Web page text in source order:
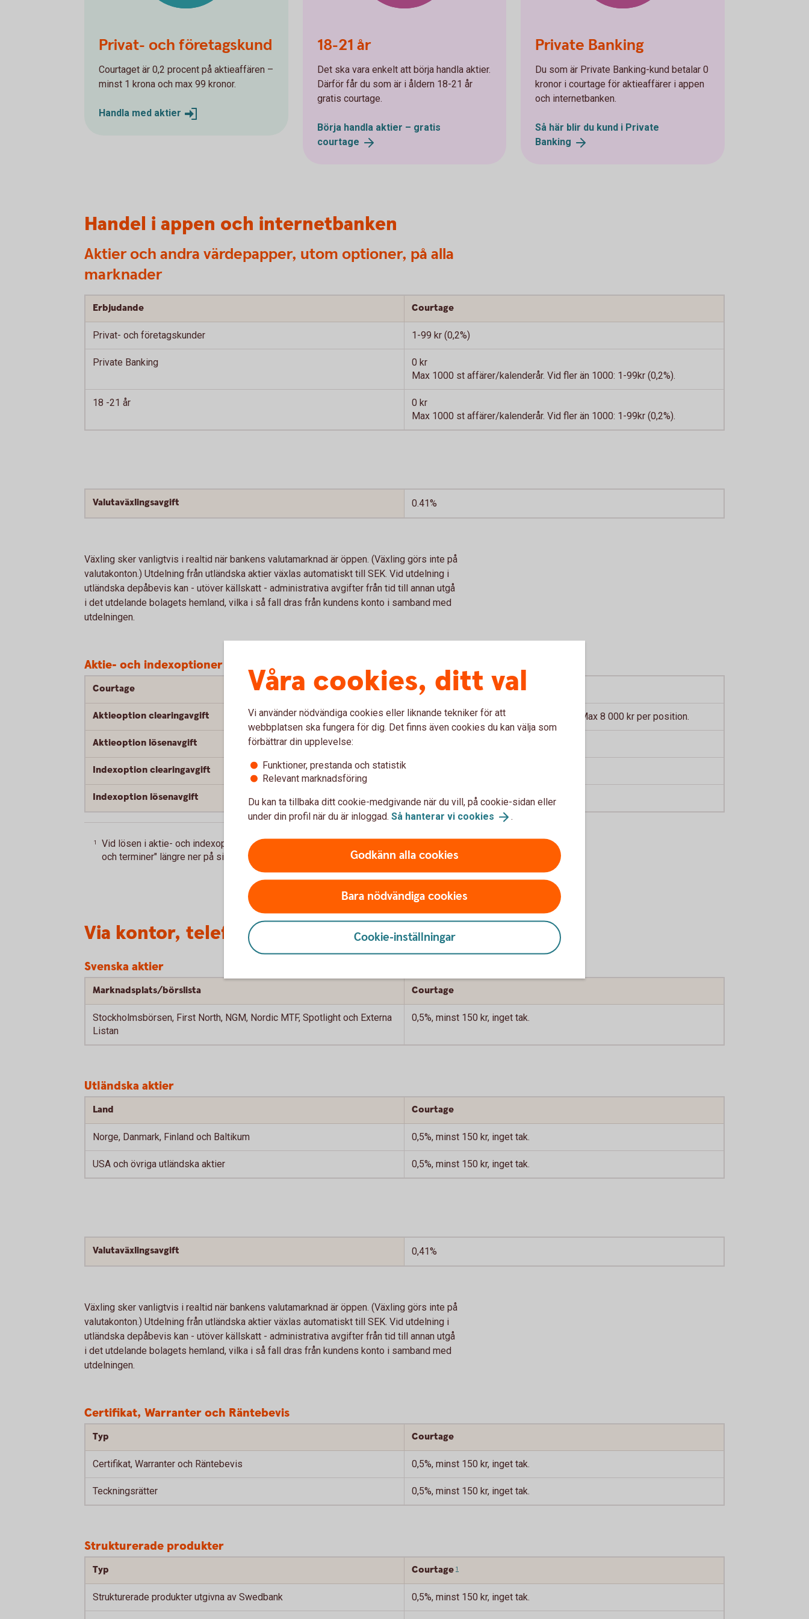
Privat- och företagskund
Courtaget är 0,2 procent på aktieaffären –
minst 1 krona och max 99 kronor.
Handla med aktier
18-21 år
Det ska vara enkelt att börja handla aktier.
Därför får du som är i åldern 18-21 år
gratis courtage.
Börja handla aktier – gratis
courtage
Private Banking
Du som är Private Banking-kund betalar 0
kronor i courtage för aktieaffärer i appen
och internetbanken.
Så här blir du kund i Private
Banking
Handel i appen och internetbanken
Aktier och andra värdepapper, utom optioner, på alla
marknader
Erbjudande Courtage
Privat- och företagskunder 1-99 kr (0,2%)
Private Banking
0 kr
Max 1000 st affärer/kalenderår. Vid fler än 1000: 1-99kr (0,2%).
18 -21 år
0 kr
Max 1000 st affärer/kalenderår. Vid fler än 1000: 1-99kr (0,2%).
Valutaväxlingsavgift 0.41%
Växling sker vanligtvis i realtid när bankens valutamarknad är öppen. (Växling görs inte på
valutakonton.) Utdelning från utländska aktier växlas automatiskt till SEK. Vid utdelning i
utländska depåbevis kan - utöver källskatt - administrativa avgifter från tid till annan utgå
i det utdelande bolagets hemland, vilka i så fall dras från kundens konto i samband med
utdelningen.
Aktie- och indexoptioner
Courtage Minst 59 kr eller 1,3% av likvidbeloppet
Aktieoption clearingavgift 0,75% (min 1 kr, max 14 kr) per kontrakt. Max 8 000 kr per position.
Aktieoption lösenavgift
Indexoption clearingavgift
Indexoption lösenavgift 3,50 kr per kontrakt
1
Vid lösen i aktie- och indexoptioner utgår andra courtage och avgifter. Se "Optioner
och terminer" längre ner på sidan.
Tillbaka
Via kontor, telefon eller personlig mäklare
Svenska aktier
Marknadsplats/börslista Courtage
Stockholmsbörsen, First North, NGM, Nordic MTF, Spotlight och Externa
Listan
0,5%, minst 150 kr, inget tak.
Utländska aktier
Land Courtage
Norge, Danmark, Finland och Baltikum 0,5%, minst 150 kr, inget tak.
USA och övriga utländska aktier 0,5%, minst 150 kr, inget tak.
Valutaväxlingsavgift 0,41%
Växling sker vanligtvis i realtid när bankens valutamarknad är öppen. (Växling görs inte på
valutakonton.) Utdelning från utländska aktier växlas automatiskt till SEK. Vid utdelning i
utländska depåbevis kan - utöver källskatt - administrativa avgifter från tid till annan utgå
i det utdelande bolagets hemland, vilka i så fall dras från kundens konto i samband med
utdelningen.
Certifikat, Warranter och Räntebevis
Typ Courtage
Certifikat, Warranter och Räntebevis 0,5%, minst 150 kr, inget tak.
Teckningsrätter 0,5%, minst 150 kr, inget tak.
Strukturerade produkter
Typ Courtage 1
Strukturerade produkter utgivna av Swedbank 0,5%, minst 150 kr, inget tak.
Våra cookies, ditt val
Vi använder nödvändiga cookies eller liknande tekniker för att
webbplatsen ska fungera för dig. Det finns även cookies du kan välja som
förbättrar din upplevelse:
Funktioner, prestanda och statistik
Relevant marknadsföring
Du kan ta tillbaka ditt cookie-medgivande när du vill, på cookie-sidan eller
under din profil när du är inloggad. Så hanterar vi cookies .
Godkänn alla cookies
Bara nödvändiga cookies
Cookie-inställningar